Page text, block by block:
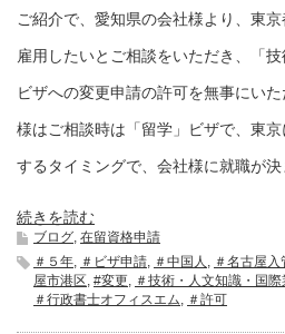
ご紹介で、愛知県の会社様より、東
雇用したいとご相談をいただき、「技
ビザへの変更申請の許可を無事にい
様はご相談時は「留学」ビザで、東
するタイミングで、会社様に就職が決
続きを読む
ブログ 在留資格申請
＃５年
＃ビザ申請 ＃中国人 ＃名古屋入
屋市港区 #変更 ＃技術・人文知識・国際
＃行政書士オフィスエム
＃許可